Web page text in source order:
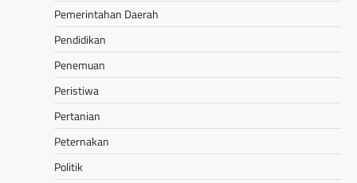
Pemerintahan Daerah
Pendidikan
Penemuan
Peristiwa
Pertanian
Peternakan
Politik